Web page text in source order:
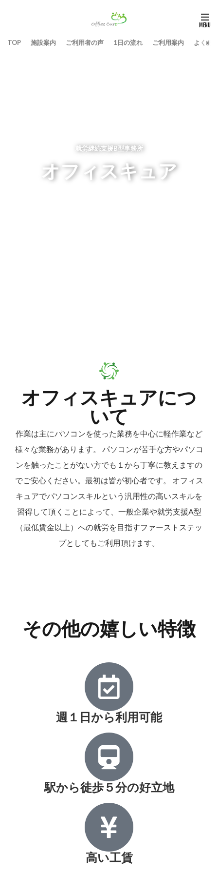
TOP 施設案内 ご利用者の声 1日の流れ ご利用案内 よくあ
就労継続支援B型事務所
オフィスキュア
オフィスキュアにつ
いて​
作業は主にパソコンを使った業務を中心に軽作業など
様々な業務があります。 パソコンが苦手な方やパソコ
ンを触ったことがない方でも１から丁寧に教えますの
でご安心ください。最初は皆が初心者です。 オフィス
キュアでパソコンスキルという汎用性の高いスキルを
習得して頂くことによって、一般企業や就労支援A型
（最低賃金以上）への就労を目指すファーストステッ
プとしてもご利用頂けます。
その他の嬉しい特徴
週１日から利用可能
駅から徒歩５分の好立地
高い工賃